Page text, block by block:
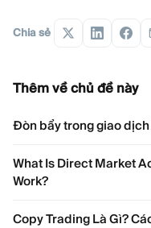
Chia sẻ
Thêm về chủ đề này
Đòn bẩy trong giao dịch
What Is Direct Market
Work?
Copy Trading Là Gì?